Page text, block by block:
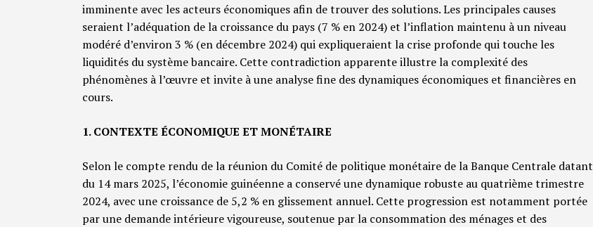
imminente avec les acteurs économiques afin de trouver des solutions. Les principales causes
seraient l’adéquation de la croissance du pays (7 % en 2024) et l’inflation maintenu à un niveau
modéré d’environ 3 % (en décembre 2024) qui expliqueraient la crise profonde qui touche les
liquidités du système bancaire. Cette contradiction apparente illustre la complexité des
phénomènes à l’œuvre et invite à une analyse fine des dynamiques économiques et financières en
cours.
1. CONTEXTE ÉCONOMIQUE ET MONÉTAIRE
Selon le compte rendu de la réunion du Comité de politique monétaire de la Banque Centrale datant
du 14 mars 2025, l’économie guinéenne a conservé une dynamique robuste au quatrième trimestre
2024, avec une croissance de 5,2 % en glissement annuel. Cette progression est notamment portée
par une demande intérieure vigoureuse, soutenue par la consommation des ménages et des